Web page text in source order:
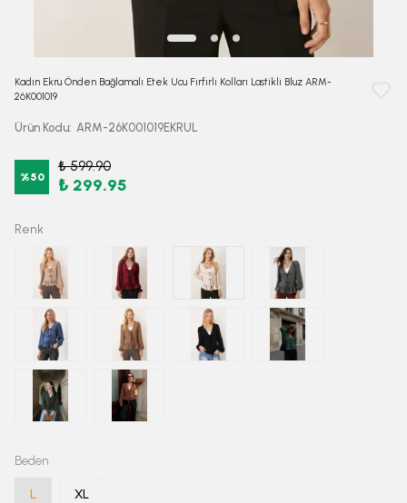
Kadın Ekru Önden Bağlamalı Etek Ucu Fırfırlı Kolları Lastikli Bluz ARM-
26K001019
Ürün Kodu: ARM-26K001019EKRUL
%50
₺ 599.90
₺ 299.95
Renk
Beden
L XL